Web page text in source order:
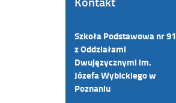
Szkoła Podstawowa nr 91
z Oddziałami
Dwujęzycznymi im.
Józefa Wybickiego w
Poznaniu